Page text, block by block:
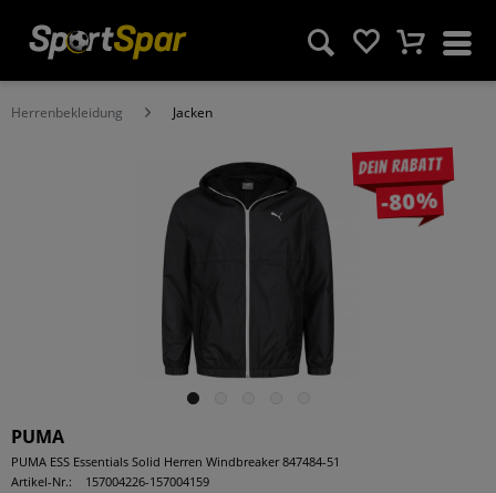
Herrenbekleidung Jacken
Dein Rabatt
-80%
PUMA
PUMA ESS Essentials Solid Herren Windbreaker 847484-51
Artikel-Nr.:
157004226-157004159